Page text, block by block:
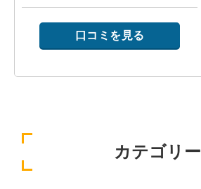
口コミを見る
カテゴリー